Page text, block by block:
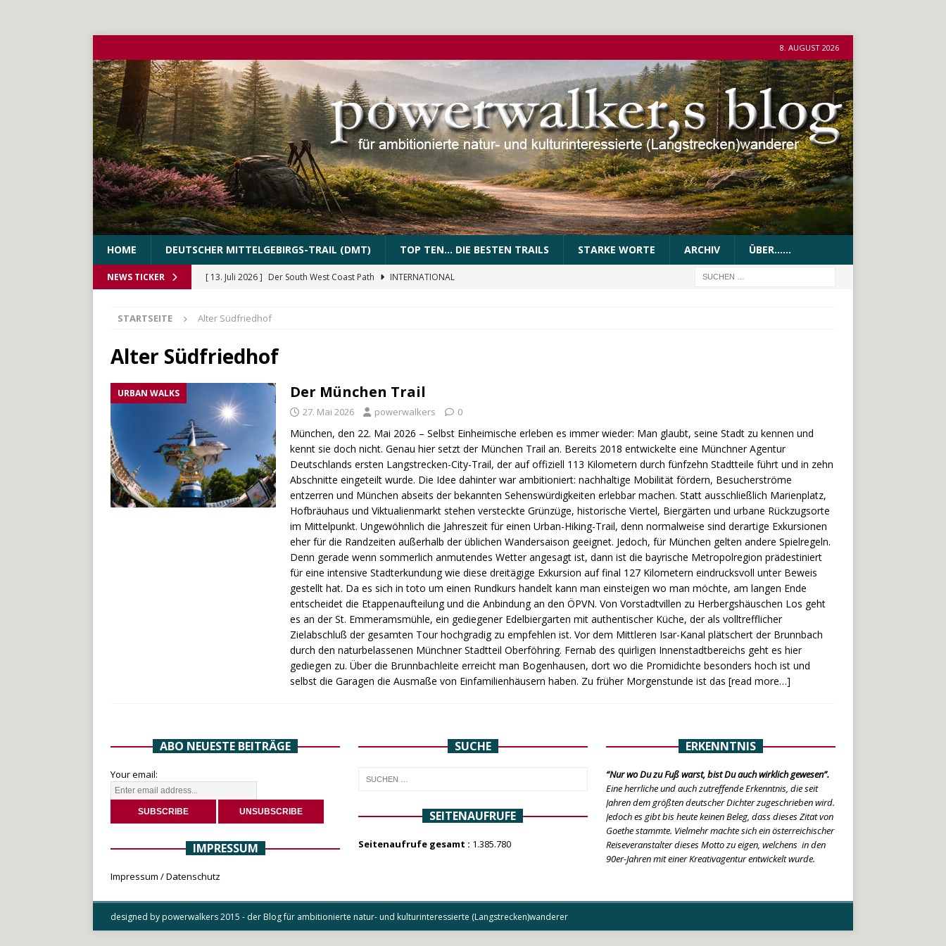
8. AUGUST 2026
HOME DEUTSCHER MITTELGEBIRGS-TRAIL (DMT) TOP TEN… DIE BESTEN TRAILS STARKE WORTE ARCHIV ÜBER……
NEWS TICKER [ 13. Juli 2026 ] Der South West Coast Path
INTERNATIONAL
[ 27. Mai 2026 ]
[ 3. Mai 2026 ]
Der Bliessteig
STARTSEITE Alter Südfriedhof
Alter Südfriedhof
URBAN WALKS Der München Trail
27. Mai 2026 powerwalkers 0
München, den 22. Mai 2026 – Selbst Einheimische erleben es immer wieder: Man glaubt, seine Stadt zu kennen und
kennt sie doch nicht. Genau hier setzt der München Trail an. Bereits 2018 entwickelte eine Münchner Agentur
Deutschlands ersten Langstrecken-City-Trail, der auf offiziell 113 Kilometern durch fünfzehn Stadtteile führt und in zehn
Abschnitte eingeteilt wurde. Die Idee dahinter war ambitioniert: nachhaltige Mobilität fördern, Besucherströme
entzerren und München abseits der bekannten Sehenswürdigkeiten erlebbar machen. Statt ausschließlich Marienplatz,
Hofbräuhaus und Viktualienmarkt stehen versteckte Grünzüge, historische Viertel, Biergärten und urbane Rückzugsorte
im Mittelpunkt. Ungewöhnlich die Jahreszeit für einen Urban-Hiking-Trail, denn normalweise sind derartige Exkursionen
eher für die Randzeiten außerhalb der üblichen Wandersaison geeignet. Jedoch, für München gelten andere Spielregeln.
Denn gerade wenn sommerlich anmutendes Wetter angesagt ist, dann ist die bayrische Metropolregion prädestiniert
für eine intensive Stadterkundung wie diese dreitägige Exkursion auf final 127 Kilometern eindrucksvoll unter Beweis
gestellt hat. Da es sich in toto um einen Rundkurs handelt kann man einsteigen wo man möchte, am langen Ende
entscheidet die Etappenaufteilung und die Anbindung an den ÖPVN. Von Vorstadtvillen zu Herbergshäuschen Los geht
es an der St. Emmeramsmühle, ein gediegener Edelbiergarten mit authentischer Küche, der als volltrefflicher
Zielabschluß der gesamten Tour hochgradig zu empfehlen ist. Vor dem Mittleren Isar-Kanal plätschert der Brunnbach
durch den naturbelassenen Münchner Stadtteil Oberföhring. Fernab des quirligen Innenstadtbereichs geht es hier
gediegen zu. Über die Brunnbachleite erreicht man Bogenhausen, dort wo die Promidichte besonders hoch ist und
selbst die Garagen die Ausmaße von Einfamilienhäusern haben. Zu früher Morgenstunde ist das [read more…]
ABO NEUESTE BEITRÄGE
Your email:
IMPRESSUM
Impressum / Datenschutz
SUCHE
SEITENAUFRUFE
Seitenaufrufe gesamt : 1.385.780
ERKENNTNIS
“Nur wo Du zu Fuß warst, bist Du auch wirklich gewesen”.
Eine herrliche und auch zutreffende Erkenntnis, die seit
Jahren dem größten deutscher Dichter zugeschrieben wird.
Jedoch es gibt bis heute keinen Beleg, dass dieses Zitat von
Goethe stammte. Vielmehr machte sich ein österreichischer
Reiseveranstalter dieses Motto zu eigen, welchens in den
90er-Jahren mit einer Kreativagentur entwickelt wurde.
designed by powerwalkers 2015 - der Blog für ambitionierte natur- und kulturinteressierte (Langstrecken)wanderer